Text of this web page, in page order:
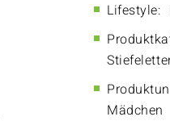
Lifestyle:
Mädchen